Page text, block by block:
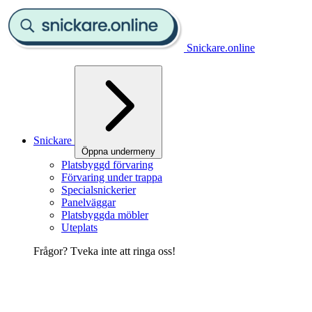
Snickare.online
Snickare
Öppna undermeny
Platsbyggd förvaring
Förvaring under trappa
Specialsnickerier
Panelväggar
Platsbyggda möbler
Uteplats
Frågor? Tveka inte att ringa oss!